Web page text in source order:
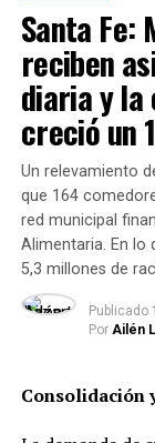
a muy buen
que es algo que
tiempo, como
conjunto. La
dispersa, bien
potenciándola».
«Estamos en
incorporan
en cuenta»,
Por su parte, el
Almaceneros,
mucho énfasis a
Santa Fe:
reciben
diaria y la
creció un
Un relevamiento
que 164
red municipal
Alimentaria. En lo
5,3 millones de
Publicado
Por Ailén
Consolidación